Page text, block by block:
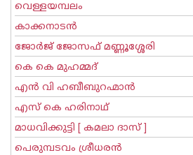
വെള്ളയമ്പലം
കാക്കനാടന്‍
ജോര്‍ജ് ജോസഫ് മണ്ണൂശ്ശേരി
കെ കെ മുഹമ്മദ്
എന്‍ വി ഹബീബുറഹ്മാന്‍
എസ് കെ ഹരിനാഥ്
മാധവിക്കുട്ടി [ കമലാ ദാസ് ]
പെരുമ്പടവം ശ്രീധര‌ന്‍